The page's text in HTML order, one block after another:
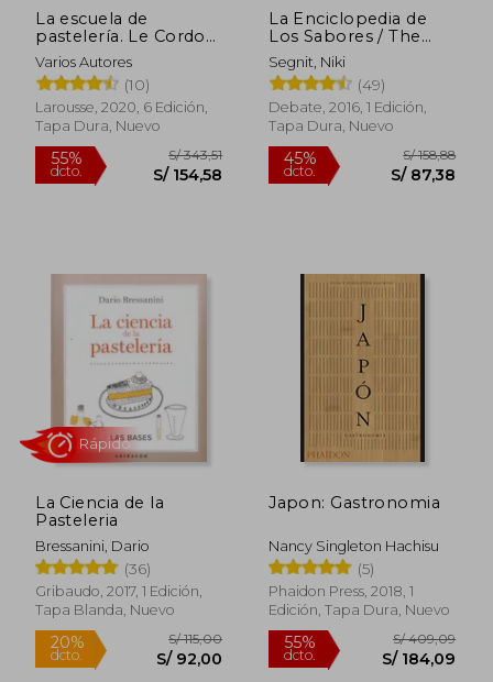
La escuela de
pastelería. Le Cordon
Bleu®
Varios Autores
(10)
Larousse, 2020, 6 Edición,
Tapa Dura, Nuevo
S/ 154,58
La Enciclopedia de
Los Sabores / The
Flavor Thesaurus:
Combinaciones,
Recetas E Ideas Para
El Cocinero Creativo
Segnit, Niki
(49)
Debate, 2016, 1 Edición,
Tapa Dura, Nuevo
45%
dcto.
Rápido
La Ciencia de la
Pasteleria
Bressanini, Dario
(36)
Gribaudo, 2017, 1 Edición,
Tapa Blanda, Nuevo
Rápido
Japon: Gastronomia
Nancy Singleton Hachisu
(5)
Phaidon Press, 2018, 1
Edición, Tapa Dura, Nuevo